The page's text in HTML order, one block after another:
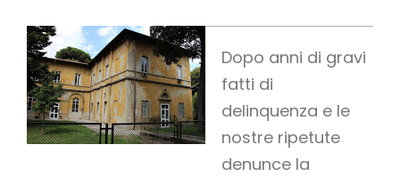
Dopo anni di gravi
fatti di
delinquenza e le
nostre ripetute
denunce la